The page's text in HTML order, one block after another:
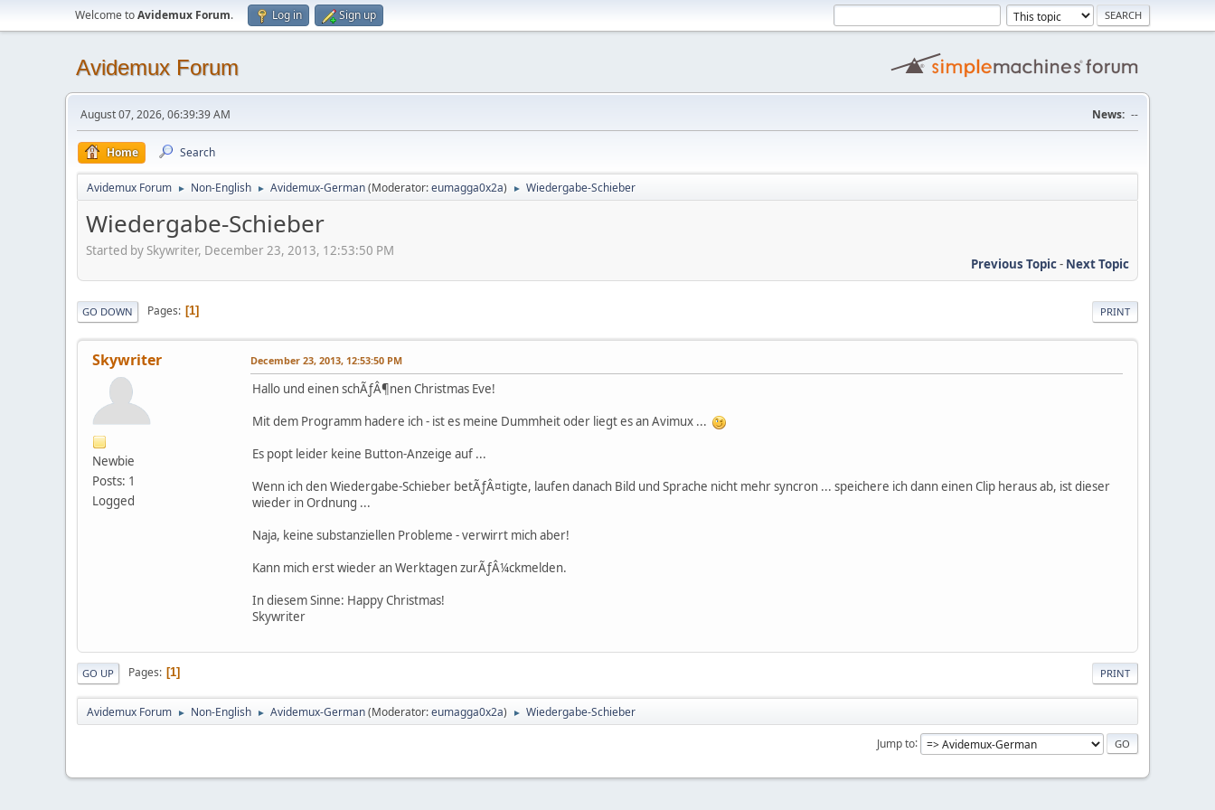
Welcome toAvidemux Forum. Log in Sign up
Avidemux Forum
August 07, 2026, 06:39:39 AM News: --
Home Search
Avidemux Forum ► Non-English ► Avidemux-German(Moderator:eumagga0x2a) ► Wiedergabe-Schieber
Wiedergabe-Schieber
Started by Skywriter, December 23, 2013, 12:53:50 PM
Previous Topic- Next Topic
PRINT
GO DOWN Pages 1
Skywriter
Newbie
Posts: 1
Logged
December 23, 2013, 12:53:50 PM
Hallo und einen schÃƒÂ¶nen Christmas Eve!
Mit dem Programm hadere ich - ist es meine Dummheit oder liegt es an Avimux ...
Es popt leider keine Button-Anzeige auf ...
Wenn ich den Wiedergabe-Schieber betÃƒÂ¤tigte, laufen danach Bild und Sprache nicht mehr syncron ... speichere ich dann einen Clip heraus ab, ist dieser
wieder in Ordnung ...
Naja, keine substanziellen Probleme - verwirrt mich aber!
Kann mich erst wieder an Werktagen zurÃƒÂ¼ckmelden.
In diesem Sinne: Happy Christmas!
Skywriter
PRINT
GO UP Pages 1
Avidemux Forum ► Non-English ► Avidemux-German(Moderator:eumagga0x2a) ► Wiedergabe-Schieber
Jump to